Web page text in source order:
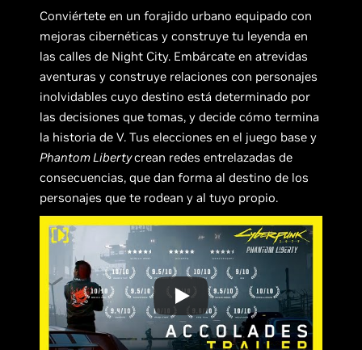
Conviértete en un forajido urbano equipado con
mejoras cibernéticas y construye tu leyenda en
las calles de Night City. Embárcate en atrevidas
aventuras y construye relaciones con personajes
inolvidables cuyo destino está determinado por
las decisiones que tomas, y decide cómo termina
la historia de V. Tus elecciones en el juego base y
Phantom Libertycrean redes entrelazadas de
consecuencias, que dan forma al destino de los
personajes que te rodean y al tuyo propio.